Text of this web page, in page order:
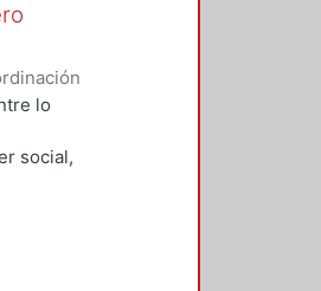
lo
social,